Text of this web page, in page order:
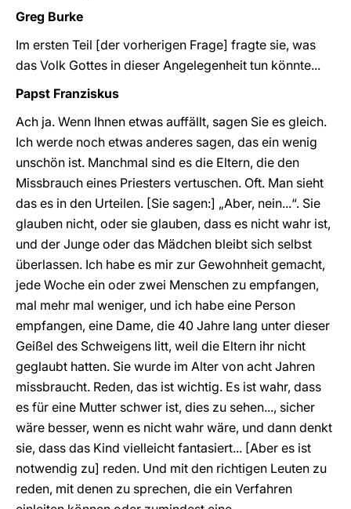
Greg Burke
Im ersten Teil [der vorherigen Frage] fragte sie, was
das Volk Gottes in dieser Angelegenheit tun könnte...
Papst Franziskus
Ach ja. Wenn Ihnen etwas auffällt, sagen Sie es gleich.
Ich werde noch etwas anderes sagen, das ein wenig
unschön ist. Manchmal sind es die Eltern, die den
Missbrauch eines Priesters vertuschen. Oft. Man sieht
das es in den Urteilen. [Sie sagen:] „Aber, nein...“. Sie
glauben nicht, oder sie glauben, dass es nicht wahr ist,
und der Junge oder das Mädchen bleibt sich selbst
überlassen. Ich habe es mir zur Gewohnheit gemacht,
jede Woche ein oder zwei Menschen zu empfangen,
mal mehr mal weniger, und ich habe eine Person
empfangen, eine Dame, die 40 Jahre lang unter dieser
Geißel des Schweigens litt, weil die Eltern ihr nicht
geglaubt hatten. Sie wurde im Alter von acht Jahren
missbraucht. Reden, das ist wichtig. Es ist wahr, dass
es für eine Mutter schwer ist, dies zu sehen..., sicher
wäre besser, wenn es nicht wahr wäre, und dann denkt
sie, dass das Kind vielleicht fantasiert... [Aber es ist
notwendig zu] reden. Und mit den richtigen Leuten zu
reden, mit denen zu sprechen, die ein Verfahren